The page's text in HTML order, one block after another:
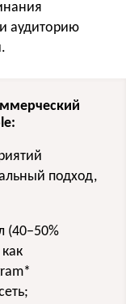
аудиторию
подход,
(40−50%